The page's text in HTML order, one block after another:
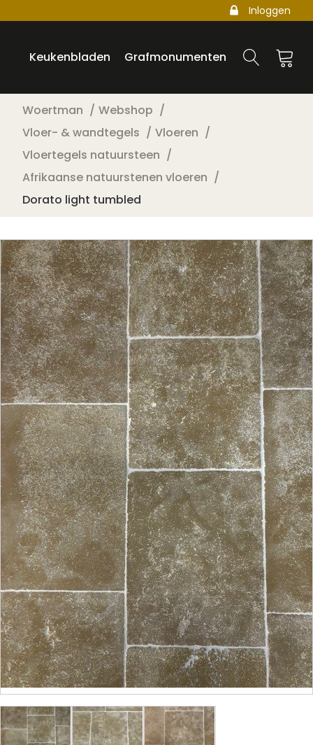
Inloggen
Keukenbladen Grafmonumenten
Woertman
Webshop
Vloer- & wandtegels
Vloeren
Vloertegels natuursteen
Afrikaanse natuurstenen vloeren
Dorato light tumbled